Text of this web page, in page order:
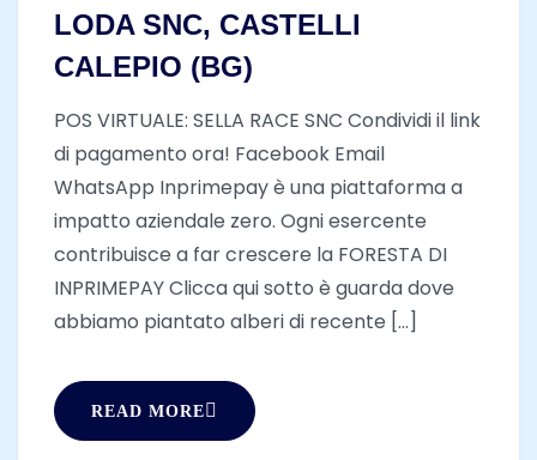
LODA SNC, CASTELLI
CALEPIO (BG)
POS VIRTUALE: SELLA RACE SNC Condividi il link
di pagamento ora! Facebook Email
WhatsApp Inprimepay è una piattaforma a
impatto aziendale zero. Ogni esercente
contribuisce a far crescere la FORESTA DI
INPRIMEPAY Clicca qui sotto è guarda dove
abbiamo piantato alberi di recente [...]
READ MORE